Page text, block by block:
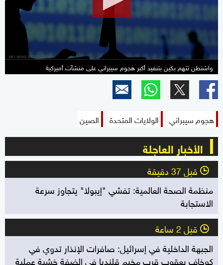
seconds
واشنطن تتهم بكين بتنفيذ أكبر هجوم سيبراني على منشآت أميركية
هجوم سيبراني الولايات المتحدة الصين
الأخبار العاجلة
l قبل 37 دقيقة
منظمة الصحة العالمية: تفشي "إيبولا" يتجاوز سرعة
الاستجابة
l قبل 2 ساعة
الجبهة الداخلية في إسرائيل: صافرات الإنذار تدوي في
كوخاف يعقوب قرب مخيم قلنديا في الضفة خشية عملية